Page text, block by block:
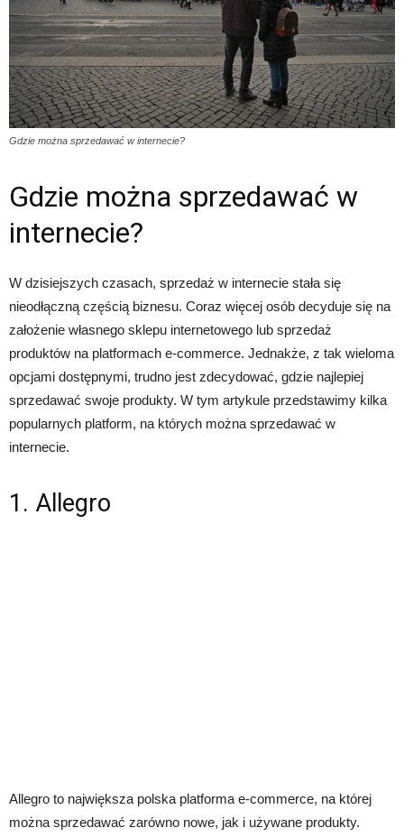
Gdzie można sprzedawać w internecie?
Gdzie można sprzedawać w
internecie?
W dzisiejszych czasach, sprzedaż w internecie stała się
nieodłączną częścią biznesu. Coraz więcej osób decyduje się na
założenie własnego sklepu internetowego lub sprzedaż
produktów na platformach e-commerce. Jednakże, z tak wieloma
opcjami dostępnymi, trudno jest zdecydować, gdzie najlepiej
sprzedawać swoje produkty. W tym artykule przedstawimy kilka
popularnych platform, na których można sprzedawać w
internecie.
1. Allegro
Allegro to największa polska platforma e-commerce, na której
można sprzedawać zarówno nowe, jak i używane produkty.